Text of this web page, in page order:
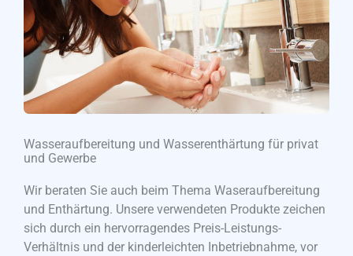
Wasseraufbereitung und Wasserenthärtung für privat
und Gewerbe
Wir beraten Sie auch beim Thema Waseraufbereitung
und Enthärtung. Unsere verwendeten Produkte zeichen
sich durch ein hervorragendes Preis-Leistungs-
Verhältnis und der kinderleichten Inbetriebnahme, vor